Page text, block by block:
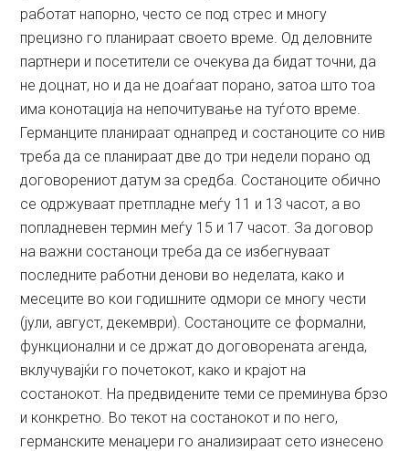
работат напорно, често се под стрес и многу
прецизно го планираат своето време. Од деловните
партнери и посетители се очекува да бидат точни, да
не доцнат, но и да не доаѓаат порано, затоа што тоа
има конотација на непочитување на туѓото време.
Германците планираат однапред и состаноците со нив
треба да се планираат две до три недели порано од
договорениот датум за средба. Состаноците обично
се одржуваат претпладне меѓу 11 и 13 часот, а во
попладневен термин меѓу 15 и 17 часот. За договор
на важни состаноци треба да се избегнуваат
последните работни денови во неделата, како и
месеците во кои годишните одмори се многу чести
(јули, август, декември). Состаноците се формални,
функционални и се држат до договорената агенда,
вклучувајќи го почетокот, како и крајот на
состанокот. На предвидените теми се преминува брзо
и конкретно. Во текот на состанокот и по него,
германските менаџери го анализираат сето изнесено